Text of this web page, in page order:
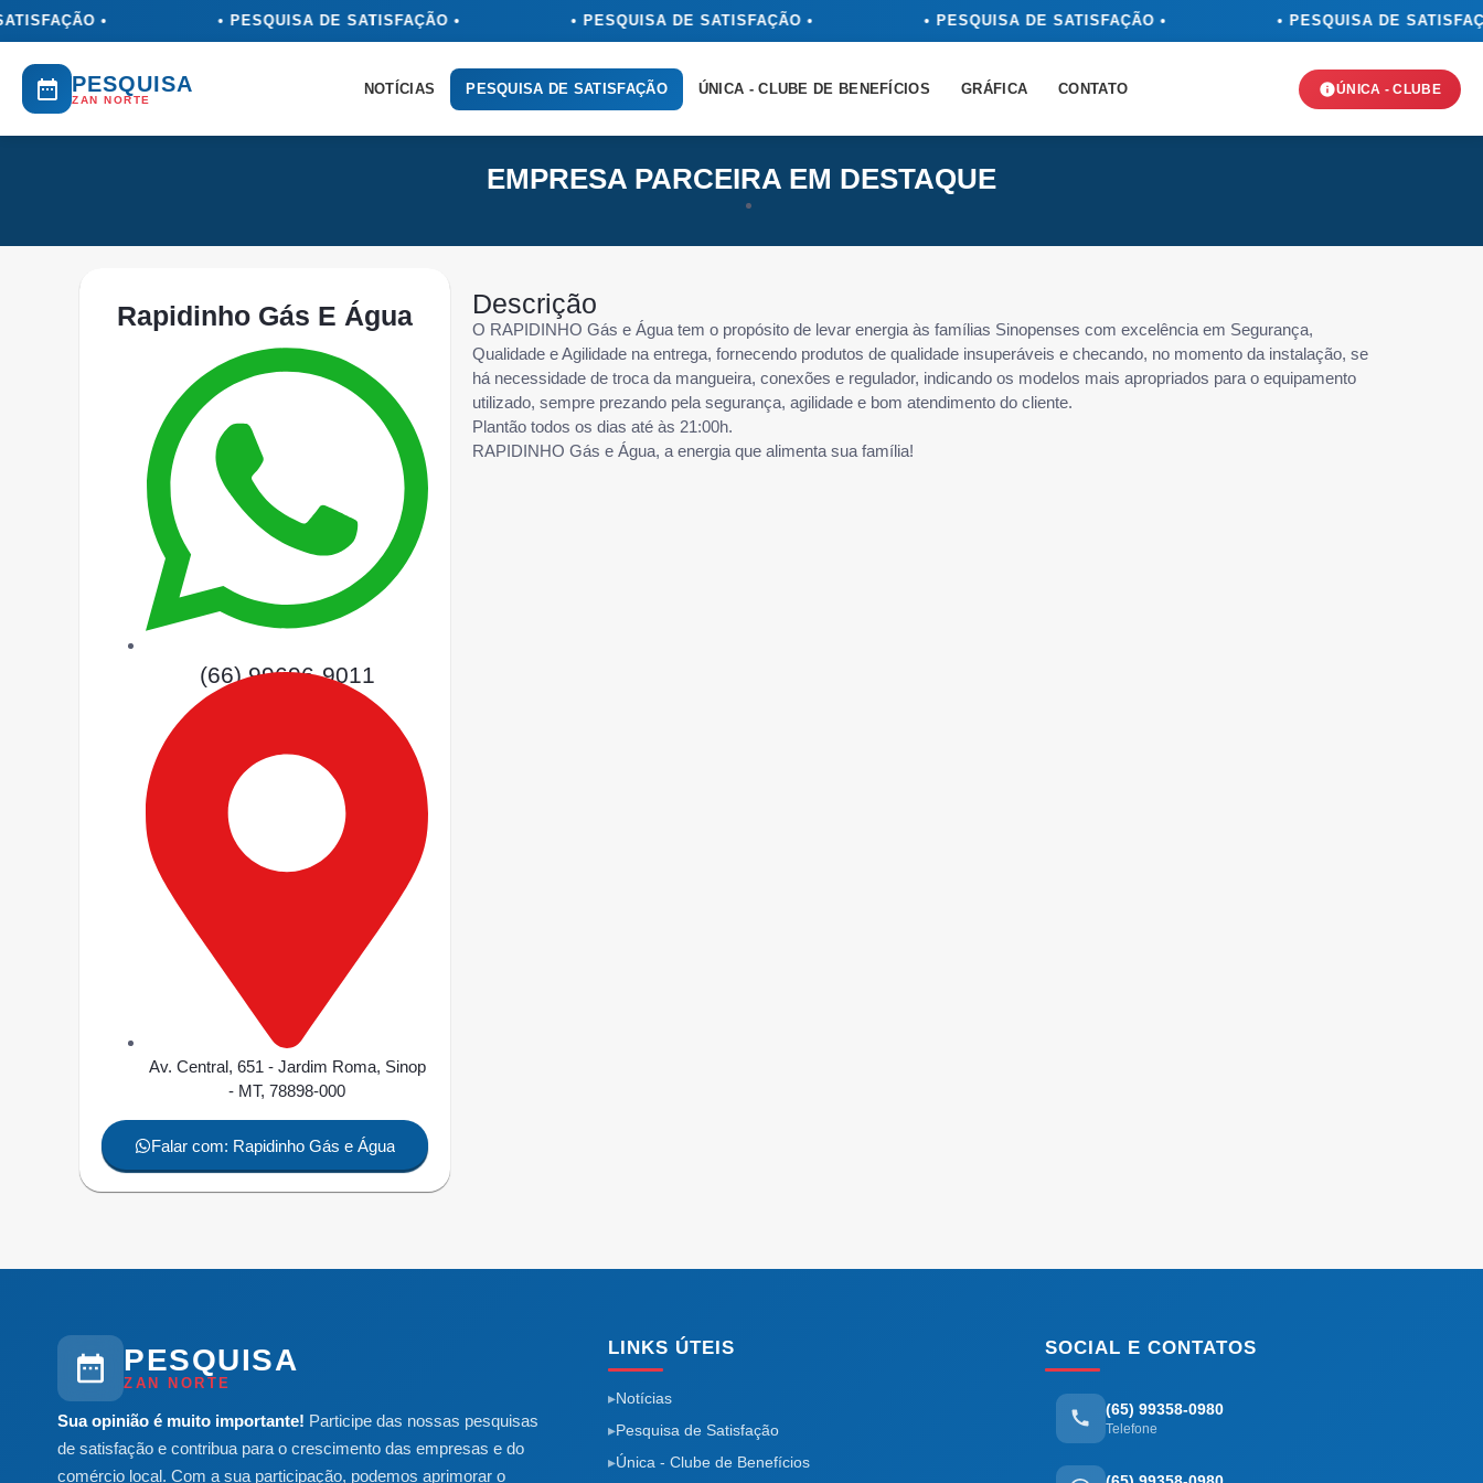
• • PESQUISA DE SATISFAÇÃO • • PESQUISA DE SATISFAÇÃO • • PESQUISA DE SATISFAÇÃO • • PESQUISA DE
PESQUISA
ZAN NORTE
NOTÍCIAS PESQUISA DE SATISFAÇÃO ÚNICA - CLUBE DE BENEFÍCIOS GRÁFICA CONTATO ÚNICA - CLUBE
EMPRESA PARCEIRA EM DESTAQUE
Rapidinho Gás E Água
(66) 99696-9011
Av. Central, 651 - Jardim Roma, Sinop
- MT, 78898-000
Falar com: Rapidinho Gás e Água
Descrição
O RAPIDINHO Gás e Água tem o propósito de levar energia às famílias Sinopenses com excelência em Segurança,
Qualidade e Agilidade na entrega, fornecendo produtos de qualidade insuperáveis e checando, no momento da instalação, se
há necessidade de troca da mangueira, conexões e regulador, indicando os modelos mais apropriados para o equipamento
utilizado, sempre prezando pela segurança, agilidade e bom atendimento do cliente.
Plantão todos os dias até às 21:00h.
RAPIDINHO Gás e Água, a energia que alimenta sua família!
PESQUISA
ZAN NORTE
Sua opinião é muito importante! Participe das nossas pesquisas
de satisfação e contribua para o crescimento das empresas e do
comércio local. Com a sua participação, podemos aprimorar o
LINKS ÚTEIS
Notícias
Pesquisa de Satisfação
Única - Clube de Benefícios
SOCIAL E CONTATOS
(65) 99358-0980
Telefone